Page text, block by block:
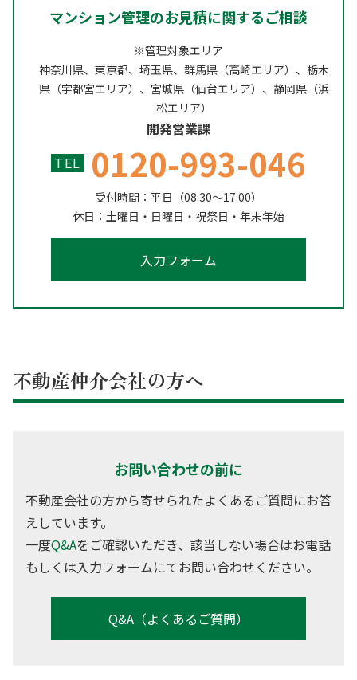
マンション管理のお見積に関するご相談
※管理対象エリア
神奈川県、東京都、埼玉県、群馬県（高崎エリア）、栃木
県（宇都宮エリア）、宮城県（仙台エリア）、静岡県（浜
松エリア）
開発営業課
TEL
0120-993-046
受付時間：平日（08:30～17:00）
休日：土曜日・日曜日・祝祭日・年末年始
入力フォーム
不動産仲介会社の方へ
お問い合わせの前に
不動産会社の方から寄せられたよくあるご質問にお答
えしています。
一度Q&Aをご確認いただき、該当しない場合はお電話
もしくは入力フォームにてお問い合わせください。
Q&A（よくあるご質問）